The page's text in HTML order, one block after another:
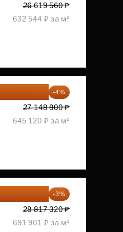
26 619 560 ₽
632 544 ₽ за м²
848 ₽ -4%
27 148 800 ₽
645 120 ₽ за м²
800 ₽ -3%
28 817 320 ₽
691 901 ₽ за м²